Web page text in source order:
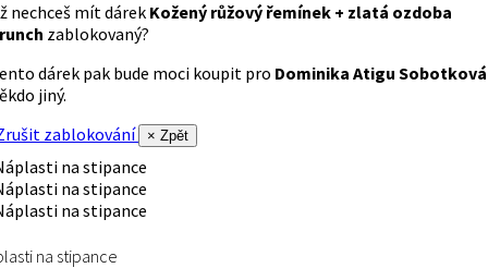
nechceš mít dárek Kožený růžový řemínek + zlatá ozdoba
zablokovaný?
dárek pak bude moci koupit pro Dominika Atigu Sobotková
jiný.
zablokování
× Zpět
na stipance